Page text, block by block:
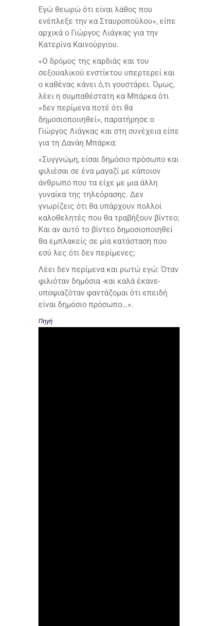
Εγώ θεωρώ ότι είναι λάθος που
ενέπλεξε την κα Σταυροπούλου», είπε
αρχικά ο Γιώργος Λιάγκας για την
Κατερίνα Καινούργιου.
«Ο δρόμος της καρδιάς και του
σεξουαλικού ενστίκτου υπερτερεί και
ο καθένας κάνει ό,τι γουστάρει. Όμως,
λέει η συμπαθέστατη κα Μπάρκα ότι
«δεν περίμενα ποτέ ότι θα
δημοσιοποιιηθεί», παρατήρησε ο
Γιώργος Λιάγκας και στη συνέχεια είπε
για τη Δανάη Μπάρκα:
«Συγγνώμη, είσαι δημόσιο πρόσωπο και
φιλιέσαι σε ένα μαγαζί με κάποιον
άνθρωπο που τα είχε με μια άλλη
γυναίκα της τηλεόρασης. Δεν
γνωρίζεις ότι θα υπάρχουν πολλοί
καλοθελητές που θα τραβήξουν βίντεο;
Και αν αυτό το βίντεο δημοσιοποιηθεί
θα εμπλακείς σε μία κατάσταση που
εσύ λες ότι δεν περίμενες;
Λέει δεν περίμενα και ρωτώ εγώ: Όταν
φιλιόταν δημόσια -και καλά έκανε-
υποψιαζόταν φαντάζομαι ότι επειδή
είναι δημόσιο πρόσωπο…».
Πηγή